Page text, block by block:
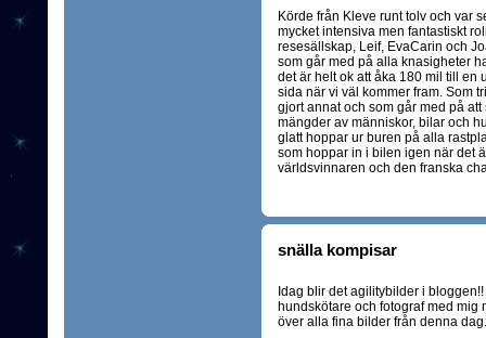
Körde från Kleve runt tolv och var
mycket intensiva men fantastiskt
resesällskap, Leif, EvaCarin och
som går med på alla knasigheter
det är helt ok att åka 180 mil till en
sida när vi väl kommer fram. Som
gjort annat och som går med på
mängder av människor, bilar och
glatt hoppar ur buren på alla
som hoppar in i bilen igen när det
världsvinnaren och den franska
snälla kompisar
Idag blir det agilitybilder i
hundskötare och fotograf med
över alla fina bilder från denna